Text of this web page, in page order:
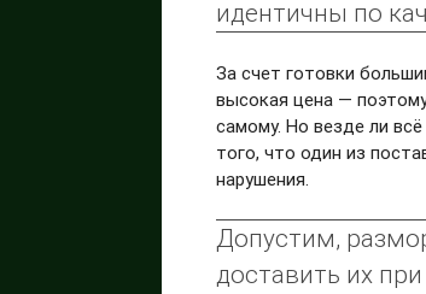
идентичны по
За счет готовки
высокая цена —
самому. Но везде ли
того, что один из
нарушения.
Допустим,
доставить их